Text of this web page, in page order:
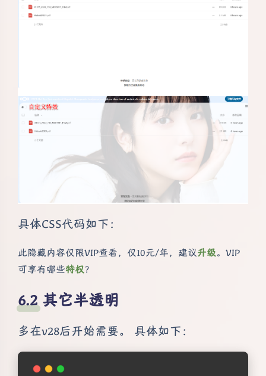
具体CSS代码如下：
此隐藏内容仅限VIP查看，仅10元/年，建议升级。VIP
可享有哪些特权？
其它半透明
多在v28后开始需要。 具体如下：